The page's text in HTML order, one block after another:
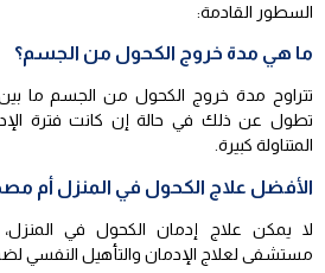
السطور القادمة:
ما هي مدة خروج الكحول من الجسم؟
تطول عن ذلك في حالة إن كانت فترة
المتناولة كبيرة.
الأفضل علاج الكحول في المنزل أم
لا يمكن علاج إدمان الكحول في
مستشفى لعلاج الإدمان والتأهيل النفسي